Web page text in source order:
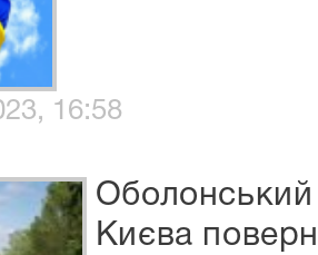
16:58
Києва